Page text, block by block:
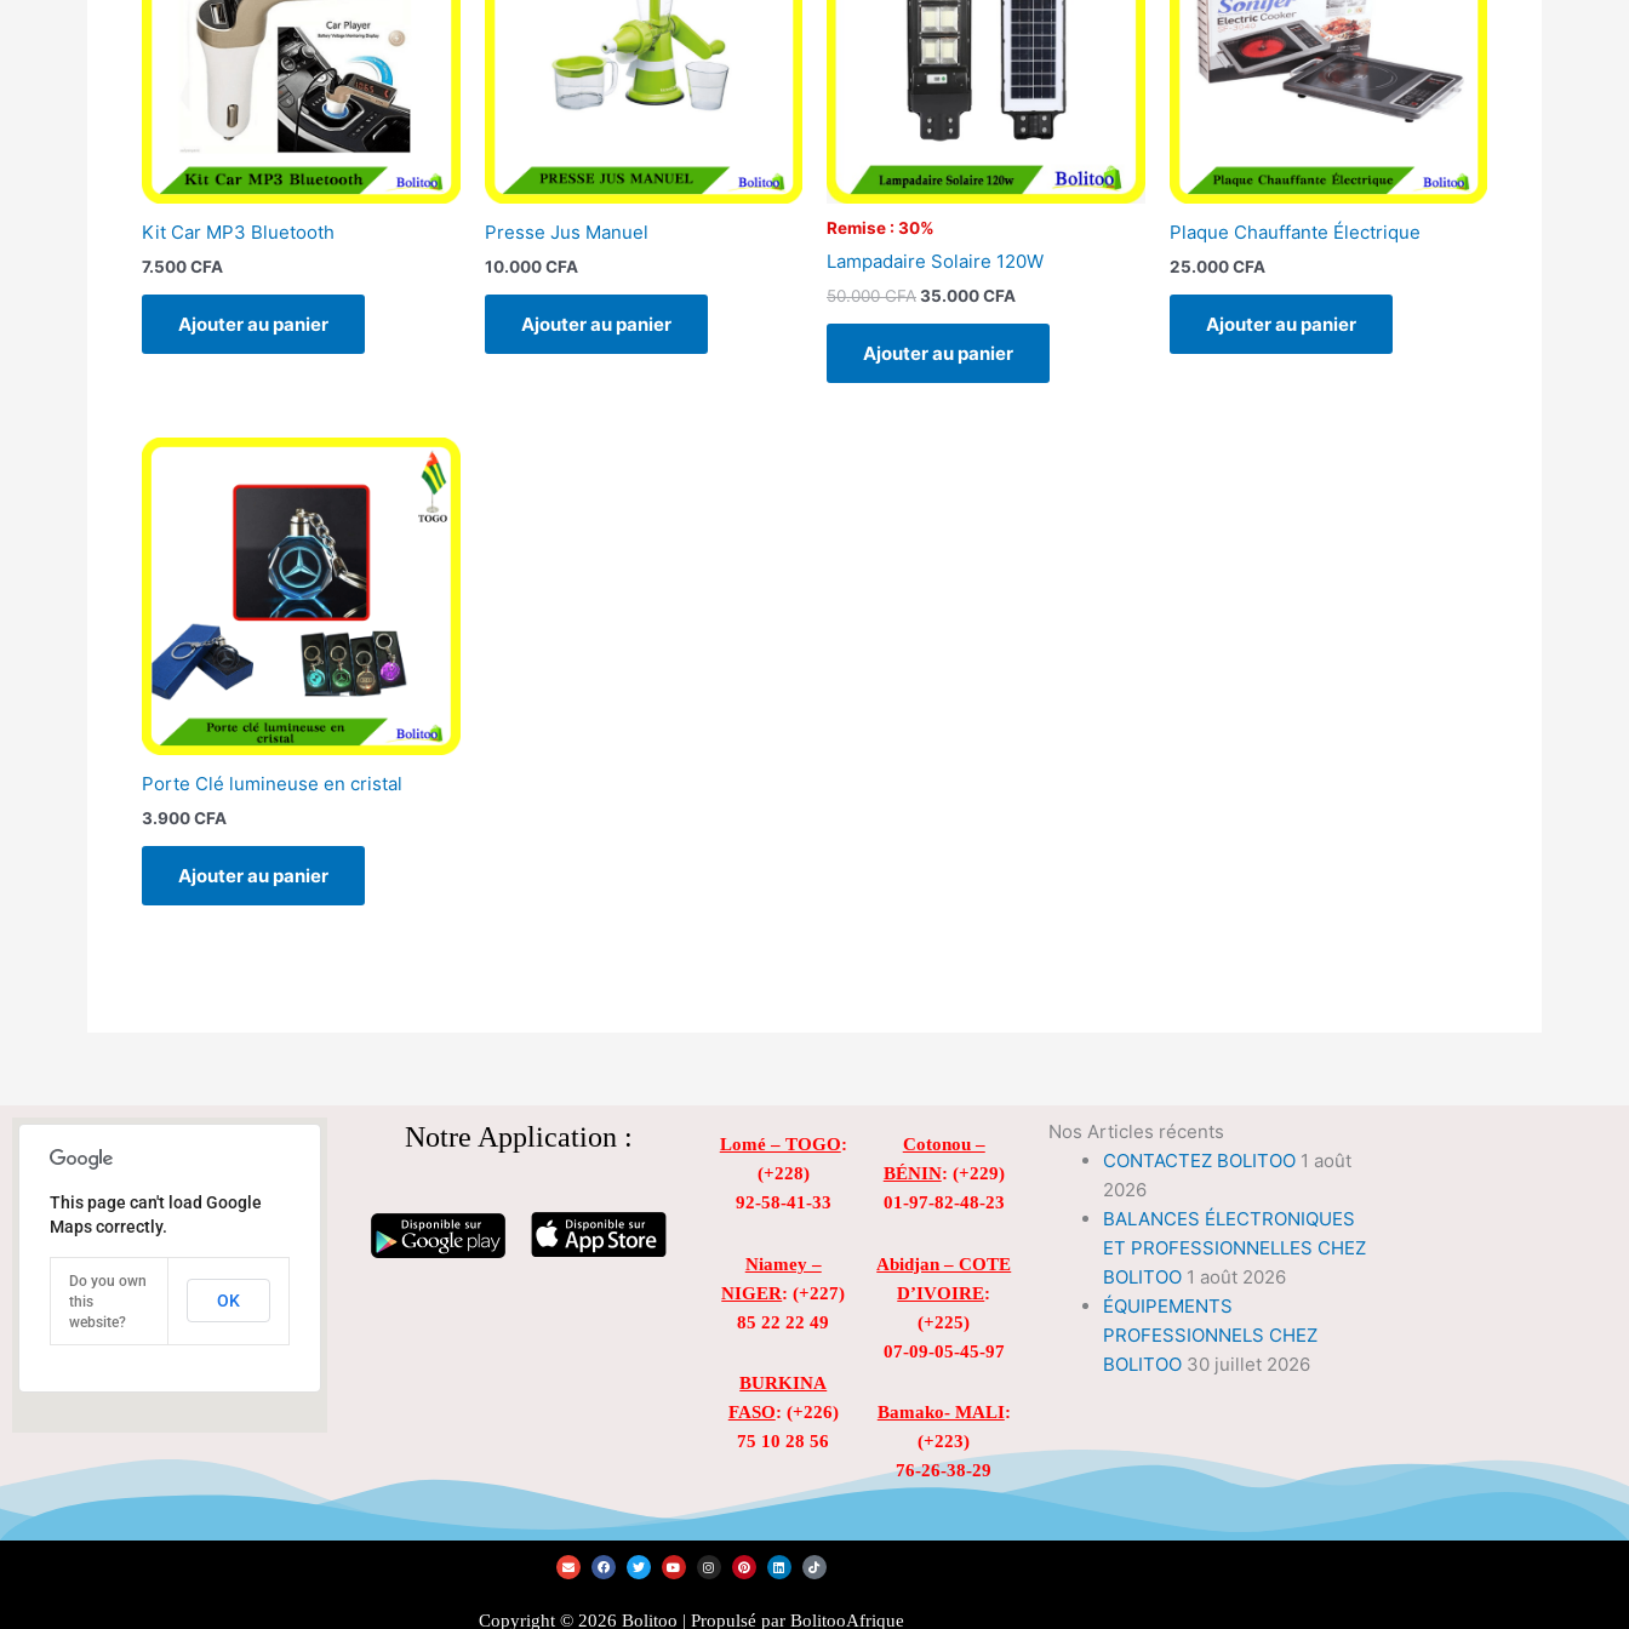
Kit Car MP3 Bluetooth
7.500CFA
Ajouter au panier
Presse Jus Manuel
10.000CFA
Ajouter au panier
Remise : 30%
Lampadaire Solaire 120W
50.000CFA35.000CFA
Ajouter au panier
Plaque Chauffante Électrique
25.000CFA
Ajouter au panier
Porte Clé lumineuse en cristal
3.900CFA
Ajouter au panier
This page can't load Google
Maps correctly.
Do you own
this
website?
OK
Notre Application : Lomé – TOGO:
(+228)
92-58-41-33
Niamey –
NIGER: (+227)
85 22 22 49
BURKINA
FASO: (+226)
75 10 28 56
Cotonou –
BÉNIN: (+229)
01-97-82-48-23
Abidjan – COTE
D’IVOIRE:
(+225)
07-09-05-45-97
Bamako- MALI:
(+223)
76-26-38-29
Nos Articles récents
CONTACTEZ BOLITOO 1 août
2026
BALANCES ÉLECTRONIQUES
ET PROFESSIONNELLES CHEZ
BOLITOO 1 août 2026
ÉQUIPEMENTS
PROFESSIONNELS CHEZ
BOLITOO 30 juillet 2026
E
n
v
o
F
a
c
o
T
w
i
e
Y
o
u
b
I
n
s
g
P
i
n
r
L
i
n
d
T
i
k
k
Copyright © 2026 Bolitoo | Propulsé par BolitooAfrique